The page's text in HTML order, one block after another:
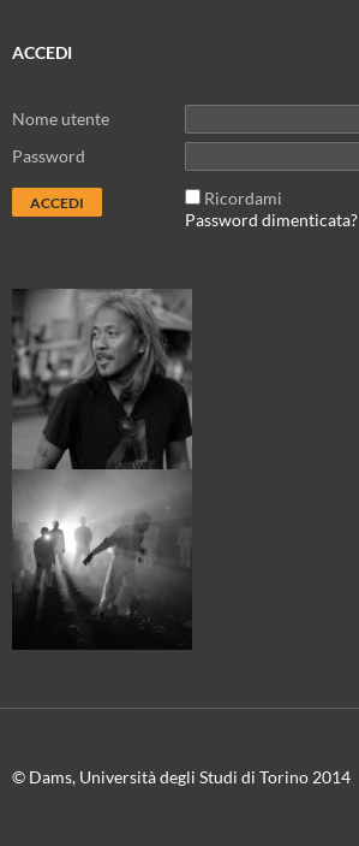
ACCEDI
Nome utente
Password
Ricordami
Password dimenticata?
© Dams, Università degli Studi di Torino 2014